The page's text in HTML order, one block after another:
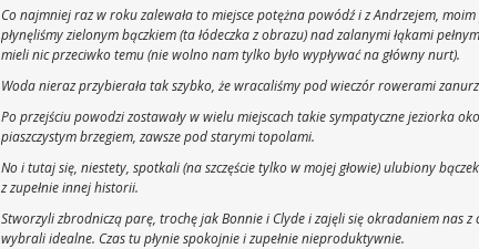
Co najmniej raz w roku zalewała to miejsce potężna powódź i z Andrzejem,
płynęliśmy zielonym bączkiem (ta łódeczka z obrazu) nad zalanymi łąkami
mieli nic przeciwko temu (nie wolno nam tylko było wypływać na główny nurt).
Woda nieraz przybierała tak szybko, że wracaliśmy pod wieczór rowerami
Po przejściu powodzi zostawały w wielu miejscach takie sympatyczne jeziorka
piaszczystym brzegiem, zawsze pod starymi topolami.
No i tutaj się, niestety, spotkali (na szczęście tylko w mojej głowie) ulubiony
z zupełnie innej historii.
Stworzyli zbrodniczą parę, trochę jak Bonnie i Clyde i zajęli się okradaniem nas z
wybrali idealne. Czas tu płynie spokojnie i zupełnie nieproduktywnie.